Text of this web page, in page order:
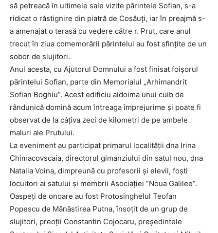
să petreacă în ultimele sale vizite părintele Sofian, s-a
ridicat o răstignire din piatră de Cosăuți, iar în preajmă s-
a amenajat o terasă cu vedere către r. Prut, care anul
trecut în ziua comemorării părintelui au fost sfințite de un
sobor de slujitori.
Anul acesta, cu Ajutorul Domnului a fost finisat foișorul
părintelui Sofian, parte din Memorialul „Arhimandrit
Sofian Boghiu”. Acest edificiu aidoima unui cuib de
rândunică domină acum întreaga împrejurime și poate fi
observat de la câțiva zeci de kilometri de pe ambele
maluri ale Prutului.
La eveniment au participat primarul localității dna Irina
Chimacovscaia, directorul gimanziului din satul nou, dna
Natalia Voina, dimpreună cu profesorii și elevii, foști
locuitori ai satului și membrii Asociației ”Noua Galilee”.
Oaspeți de onoare au fost Protosinghelul Teofan
Popescu de Mănăstirea Putna, însoțit de un grup de
slujitori, preoții Constantin Cojocaru, președintele